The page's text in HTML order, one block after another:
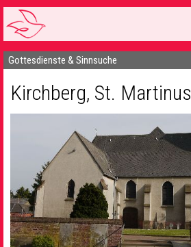
Startseite
1 Pfarrei
16 Gemeinden & mehr
Gottesdienste & Sinnsuche
Sakramente & Feste
Gemeinschaft & Soziales
Musik& Kultur
Gottesdienste & Sinnsuche
Kirchberg, St. Martinus